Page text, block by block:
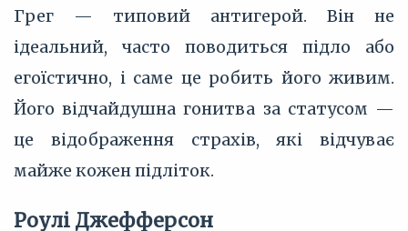
Грег — типовий антигерой. Він не
ідеальний, часто поводиться підло або
егоїстично, і саме це робить його живим.
Його відчайдушна гонитва за статусом —
це відображення страхів, які відчуває
майже кожен підліток.
Роулі Джефферсон